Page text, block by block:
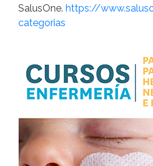
SalusOne. https://
categorias